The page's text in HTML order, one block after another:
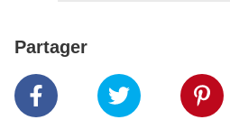
Partager